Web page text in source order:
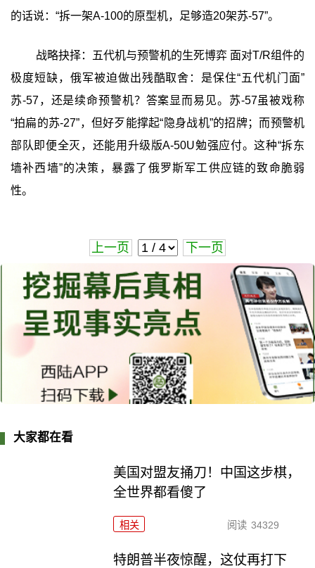
的话说：“拆一架A-100的原型机，足够造20架苏-57”。
战略抉择：五代机与预警机的生死博弈 面对T/R组件的
极度短缺，俄军被迫做出残酷取舍：是保住“五代机门面”
苏-57，还是续命预警机？答案显而易见。苏-57虽被戏称
“拍扁的苏-27”，但好歹能撑起“隐身战机”的招牌；而预警机
部队即便全灭，还能用升级版A-50U勉强应付。这种“拆东
墙补西墙”的决策，暴露了俄罗斯军工供应链的致命脆弱
性。
上一页 下一页
大家都在看
美国对盟友捅刀！中国这步棋，
全世界都看傻了
相关 阅读 34329
特朗普半夜惊醒，这仗再打下